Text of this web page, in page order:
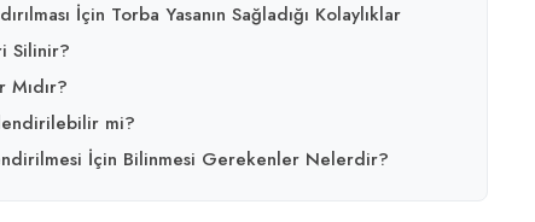
İçin Torba Yasanın Sağladığı Kolaylıklar
Silinir?
Mıdır?
mi?
İçin Bilinmesi Gerekenler Nelerdir?